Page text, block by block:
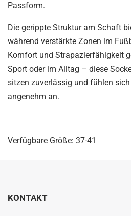
Passform.
Die gerippte Struktur am Schaft
während verstärkte Zonen im
Komfort und Strapazierfähigkeit
Sport oder im Alltag – diese
sitzen zuverlässig und fühlen
angenehm an.
Verfügbare Größe: 37-41
KONTAKT